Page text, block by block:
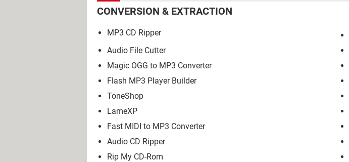
CONVERSION & EXTRACTION
MP3 CD Ripper
Audio File Cutter
Magic OGG to MP3 Converter
Flash MP3 Player Builder
ToneShop
LameXP
Fast MIDI to MP3 Converter
Audio CD Ripper
Rip My CD-Rom